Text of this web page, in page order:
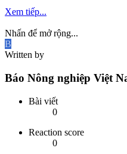
Xem tiếp...
Nhấn để mở rộng...
B
Written by
Báo Nông nghiệp Việt
Bài viết
0
Reaction score
0